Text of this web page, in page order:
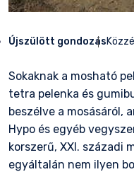
Újszülött gondozás
Sokaknak a mosható
tetra pelenka és
beszélve a mosásáról,
Hypo és egyéb
korszerű, XXI. századi
egyáltalán nem ilyen